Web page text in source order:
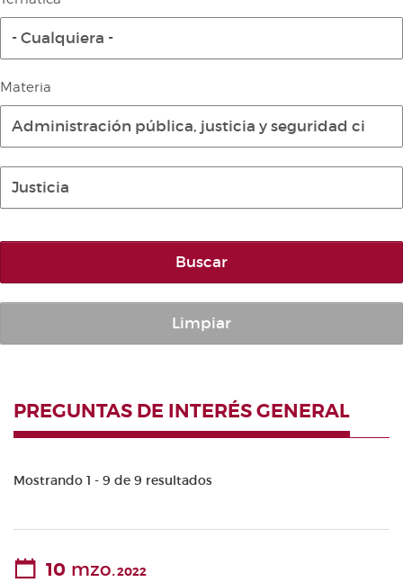
Diario de la Diputación Permanente
Informe BOC
Publicaciones no oficiales
Anuario de Derecho Parlamentario
Temes de Les Corts Valencianes
Cortes Forales
- Cualquiera -
Materia
Administración pública, justicia y seguridad
Justicia
Buscar
Limpiar
PREGUNTAS DE INTERÉS GENERAL
Mostrando 1 - 9 de 9 resultados
10 mzo.2022